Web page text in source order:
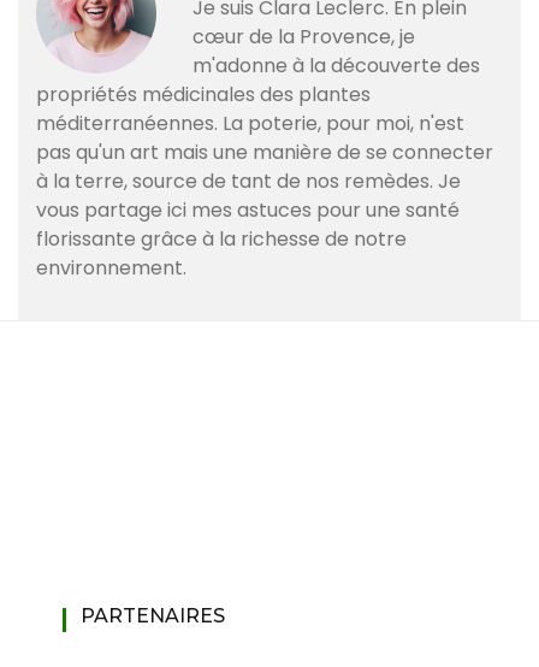
Je suis Clara Leclerc. En plein
cœur de la Provence, je
m'adonne à la découverte des
propriétés médicinales des plantes
méditerranéennes. La poterie, pour moi, n'est
pas qu'un art mais une manière de se connecter
à la terre, source de tant de nos remèdes. Je
vous partage ici mes astuces pour une santé
florissante grâce à la richesse de notre
environnement.
PARTENAIRES